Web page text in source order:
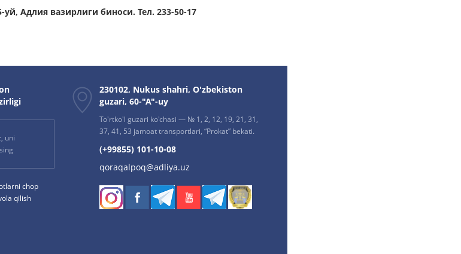
уй, Адлия вазирлиги биноси. Тел. 233-50-17
uni
chop
qilish
230102, Nukus shahri, O'zbekiston
guzari, 60-"A"-uy
To'rtko'l guzari ko'chasi — № 1, 2, 12, 19, 21, 31,
37, 41, 53 jamoat transportlari, “Prokat” bekati.
(+99855) 101-10-08
qoraqalpoq@adliya.uz